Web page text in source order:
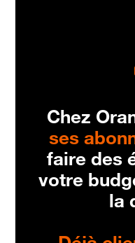
Chez
ses
faire des
votre
la